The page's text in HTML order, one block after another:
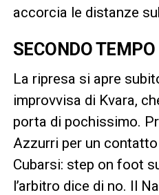
accorcia le distanze
SECONDO TEMPO
La ripresa si apre
improvvisa di Kvara,
porta di pochissimo.
Azzurri per un
Cubarsi: step on foot
l’arbitro dice di no. Il